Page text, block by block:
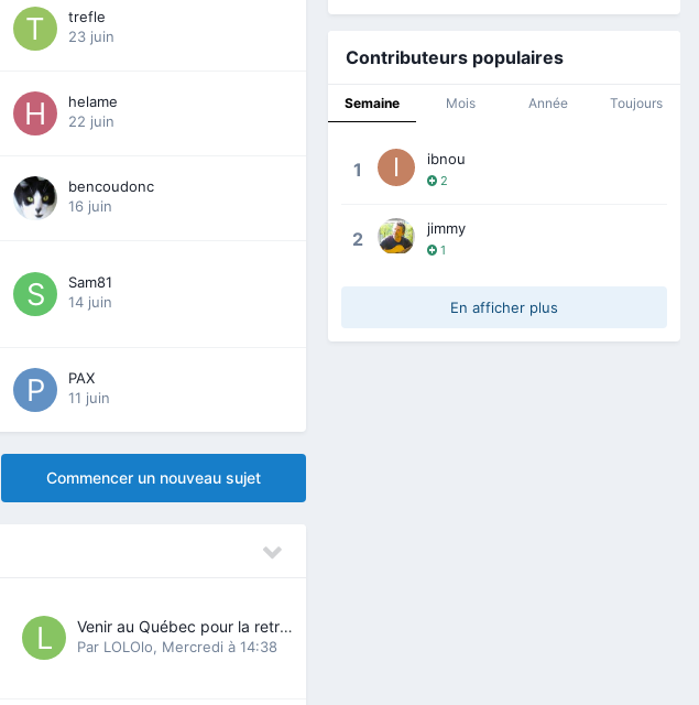
trefle
23 juin
helame
22 juin
bencoudonc
16 juin
Sam81
14 juin
PAX
11 juin
Commencer un nouveau sujet
Venir au Québec pour la retraite
Par LOLOlo, Mercredi à 14:38
Contributeurs populaires
Semaine Mois Année Toujours
1 ibnou
2
2 jimmy
1
En afficher plus